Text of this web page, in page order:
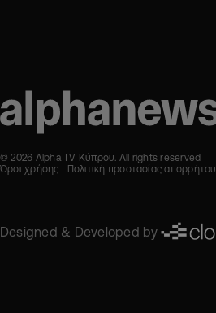
© 2026 Alpha TV Κύπρου. All rights reserved
Όροι χρήσης
Πολιτική προστασίας απορρήτου
Designed & Developed by